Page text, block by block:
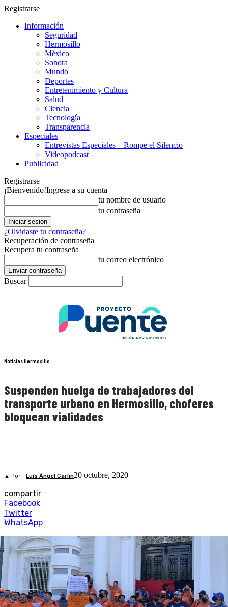
Registrarse
Información
Seguridad
Hermosillo
México
Sonora
Mundo
Deportes
Entretenimiento y Cultura
Salud
Ciencia
Tecnología
Transparencia
Especiales
Entrevistas Especiales – Rompe el Silencio
Videopodcast
Publicidad
Registrarse
¡Bienvenido!Ingrese a su cuenta
tu nombre de usuario
tu contraseña
¿Olvidaste tu contraseña?
Recuperación de contraseña
Recupera tu contraseña
tu correo electrónico
Buscar
Noticias Hermosillo
Suspenden huelga de trabajadores del
transporte urbano en Hermosillo, choferes
bloquean vialidades
▲ Por Luis Ángel Carlin20 octubre, 2020
compartir
Facebook
Twitter
WhatsApp